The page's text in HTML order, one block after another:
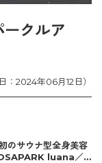
クルア
2024年06月12日）
のサウナ型全身美容
luana／